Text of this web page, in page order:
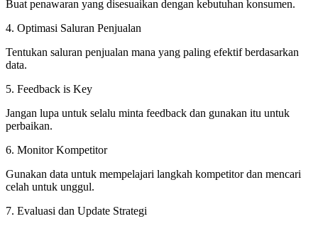
Buat penawaran yang disesuaikan dengan kebutuhan konsumen.
4. Optimasi Saluran Penjualan
Tentukan saluran penjualan mana yang paling efektif berdasarkan
data.
5. Feedback is Key
Jangan lupa untuk selalu minta feedback dan gunakan itu untuk
perbaikan.
6. Monitor Kompetitor
Gunakan data untuk mempelajari langkah kompetitor dan mencari
celah untuk unggul.
7. Evaluasi dan Update Strategi